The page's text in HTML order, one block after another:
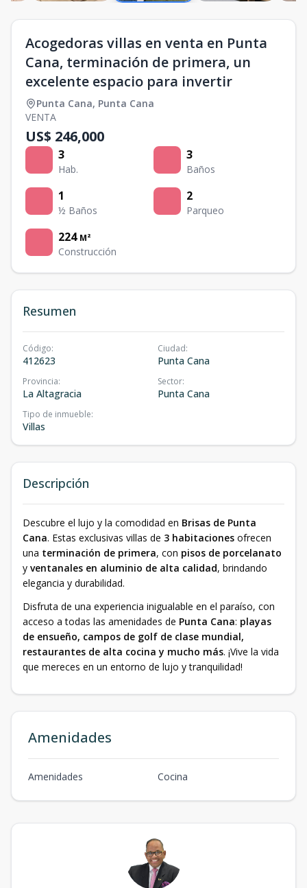
Acogedoras villas en venta en Punta
Cana, terminación de primera, un
excelente espacio para invertir
Punta Cana, Punta Cana
VENTA
US$ 246,000
3
Hab.
3
Baños
1
½ Baños
2
Parqueo
224 M²
Construcción
Resumen
Código:
412623
Ciudad:
Punta Cana
Provincia:
La Altagracia
Sector:
Punta Cana
Tipo de inmueble:
Villas
Descripción
Descubre el lujo y la comodidad en Brisas de Punta
Cana. Estas exclusivas villas de 3 habitaciones ofrecen
una terminación de primera, con pisos de porcelanato
y ventanales en aluminio de alta calidad, brindando
elegancia y durabilidad.
Disfruta de una experiencia inigualable en el paraíso, con
acceso a todas las amenidades de Punta Cana: playas
de ensueño, campos de golf de clase mundial,
restaurantes de alta cocina y mucho más. ¡Vive la vida
que mereces en un entorno de lujo y tranquilidad!
Amenidades
Amenidades Cocina